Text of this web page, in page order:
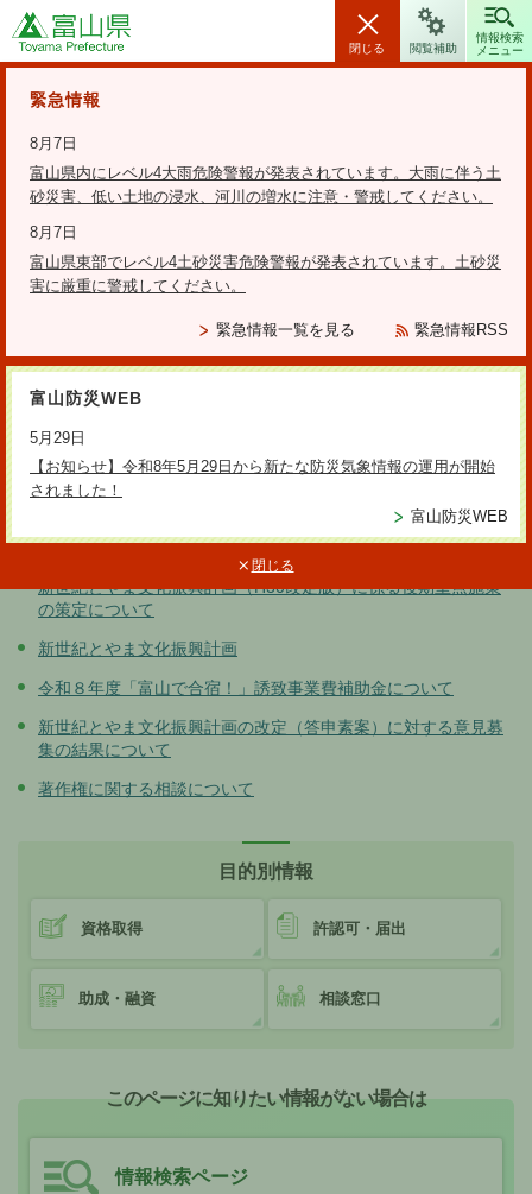
富山県
閉じる 閲覧補助
情報検索
メニュー
緊急情報
8月7日
富山県内にレベル4大雨危険警報が発表されています。大雨に伴う土
砂災害、低い土地の浸水、河川の増水に注意・警戒してください。
8月7日
富山県東部でレベル4土砂災害危険警報が発表されています。土砂災
害に厳重に警戒してください。
緊急情報一覧を見る 緊急情報RSS
富山防災WEB
5月29日
【お知らせ】令和8年5月29日から新たな防災気象情報の運用が開始
されました！
富山防災WEB
閉じる
テーマから探す
芸術文化振興
【文化行事】の富山県後援名義申請について
富山県美術展 新人賞受賞者展を開催します！
富山県有美術品（総務会計課所管）の貸出事業について
未来につなげる「アートのちから」
新世紀とやま文化振興計画（H30改定版）に係る後期重点施策
の策定について
新世紀とやま文化振興計画
令和８年度「富山で合宿！」誘致事業費補助金について
新世紀とやま文化振興計画の改定（答申素案）に対する意見募
集の結果について
著作権に関する相談について
目的別情報
資格取得 許認可・届出
助成・融資 相談窓口
このページに知りたい情報がない場合は
情報検索ページ